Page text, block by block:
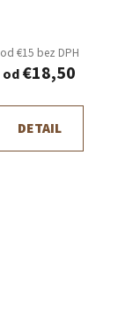
od €15 bez DPH
od€18,50
DETAIL